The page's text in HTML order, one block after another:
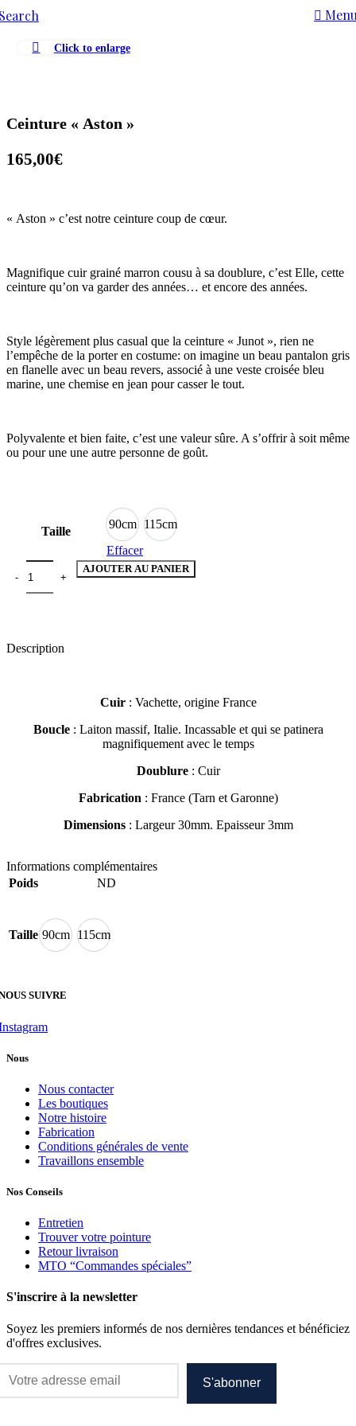
Click to enlarge
Ceinture « Aston »
165,00€
« Aston » c’est notre ceinture coup de cœur.
Magnifique cuir grainé marron cousu à sa doublure, c’est Elle, cette
ceinture qu’on va garder des années… et encore des années.
Style légèrement plus casual que la ceinture « Junot », rien ne
l’empêche de la porter en costume: on imagine un beau pantalon gris
en flanelle avec un beau revers, associé à une veste croisée bleu
marine, une chemise en jean pour casser le tout.
Polyvalente et bien faite, c’est une valeur sûre. A s’offrir à soit même
ou pour une une autre personne de goût.
Taille
90cm90cm115cm
115cm
Effacer
AJOUTER AU PANIER
Description
Cuir: Vachette, origine France
Boucle: Laiton massif, Italie. Incassable et qui se patinera
magnifiquement avec le temps
Doublure: Cuir
Fabrication : France (Tarn et Garonne)
Dimensions: Largeur 30mm. Epaisseur 3mm
Informations complémentaires
Poids
ND
Taille 90cm 115cm
SUIVRE
Nous
Nous contacter
Les boutiques
Notre histoire
Fabrication
Conditions générales de vente
Travaillons ensemble
Nos Conseils
Entretien
Trouver votre pointure
Retour livraison
MTO “Commandes spéciales”
S'inscrire à la newsletter
Soyez les premiers informés de nos dernières tendances et bénéficiez
d'offres exclusives.